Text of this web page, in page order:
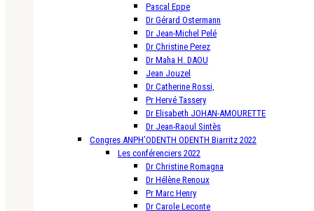
Pascal Eppe
Dr Gérard Ostermann
Dr Jean-Michel Pelé
Dr Christine Perez
Dr Maha H. DAOU
Jean Jouzel
Dr Catherine Rossi,
Pr Hervé Tassery
Dr Elisabeth JOHAN-AMOURETTE
Dr Jean-Raoul Sintès
Congres ANPH’ODENTH ODENTH Biarritz 2022
Les conférenciers 2022
Dr Christine Romagna
Dr Hélène Renoux
Pr Marc Henry
Dr Carole Leconte